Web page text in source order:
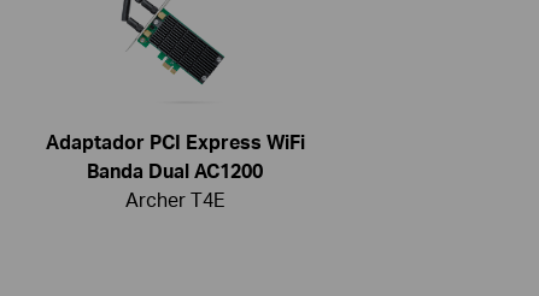
Adaptador PCI Express WiFi
Banda Dual AC1200
Archer T4E